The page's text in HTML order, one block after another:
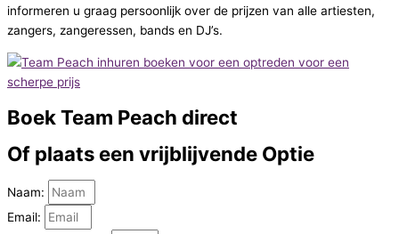
informeren u graag persoonlijk over de prijzen van alle artiesten,
zangers, zangeressen, bands en DJ’s.
BoekTeam Peach direct
Of plaats een vrijblijvende Optie
Naam:
Email: